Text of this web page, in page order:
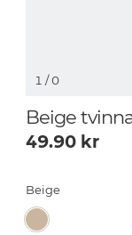
1 / 0
Beige
49.90 kr
Beige